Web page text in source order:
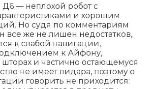
— неплохой робот с
и хорошим
Но судя по комментариям
все же не лишен недостатков,
к слабой навигации,
к Айфону,
и частично остающемуся
не имеет лидара, поэтому о
говорить не приходится: